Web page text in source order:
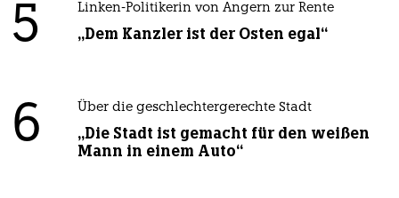
5 Linken-Politikerin von Angern zur Rente
„Dem Kanzler ist der Osten egal“
6 Über die geschlechtergerechte Stadt
„Die Stadt ist gemacht für den weißen
Mann in einem Auto“